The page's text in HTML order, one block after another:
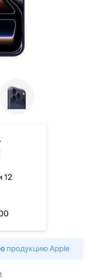
12
продукцию Apple